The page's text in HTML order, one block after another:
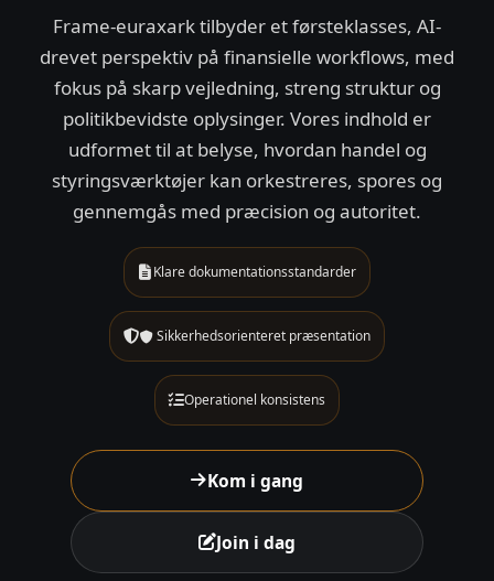
Frame-euraxark tilbyder et førsteklasses, AI-
drevet perspektiv på finansielle workflows, med
fokus på skarp vejledning, streng struktur og
politikbevidste oplysinger. Vores indhold er
udformet til at belyse, hvordan handel og
styringsværktøjer kan orkestreres, spores og
gennemgås med præcision og autoritet.
Klare dokumentationsstandarder
Sikkerhedsorienteret præsentation
Operationel konsistens
Kom i gang
Join i dag